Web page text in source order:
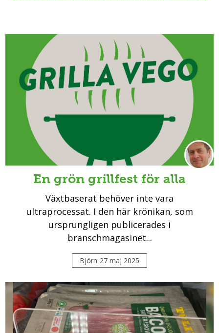
En grön grillfest för alla
Växtbaserat behöver inte vara
ultraprocessat. I den här krönikan, som
ursprungligen publicerades i
branschmagasinet...
Björn 27 maj 2025